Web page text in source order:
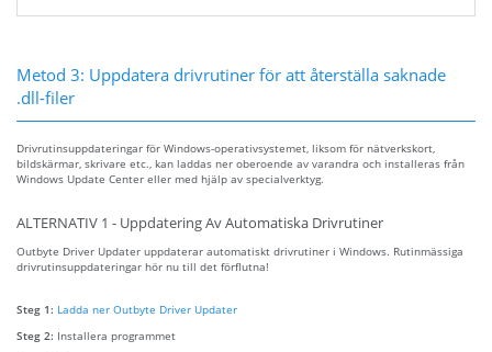
Metod 3: Uppdatera drivrutiner för att återställa saknade
.dll-filer
Drivrutinsuppdateringar för Windows-operativsystemet, liksom för nätverkskort,
bildskärmar, skrivare etc., kan laddas ner oberoende av varandra och installeras från
Windows Update Center eller med hjälp av specialverktyg.
ALTERNATIV 1 - Uppdatering Av Automatiska Drivrutiner
Outbyte Driver Updater uppdaterar automatiskt drivrutiner i Windows. Rutinmässiga
drivrutinsuppdateringar hör nu till det förflutna!
Steg 1: Ladda ner Outbyte Driver Updater
Steg 2: Installera programmet